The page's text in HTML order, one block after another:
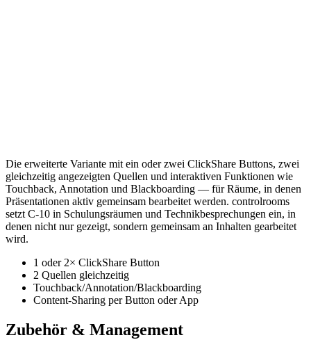
Die erweiterte Variante mit ein oder zwei ClickShare Buttons, zwei
gleichzeitig angezeigten Quellen und interaktiven Funktionen wie
Touchback, Annotation und Blackboarding — für Räume, in denen
Präsentationen aktiv gemeinsam bearbeitet werden. controlrooms
setzt C-10 in Schulungsräumen und Technikbesprechungen ein, in
denen nicht nur gezeigt, sondern gemeinsam an Inhalten gearbeitet
wird.
1 oder 2× ClickShare Button
2 Quellen gleichzeitig
Touchback/Annotation/Blackboarding
Content-Sharing per Button oder App
Zubehör & Management